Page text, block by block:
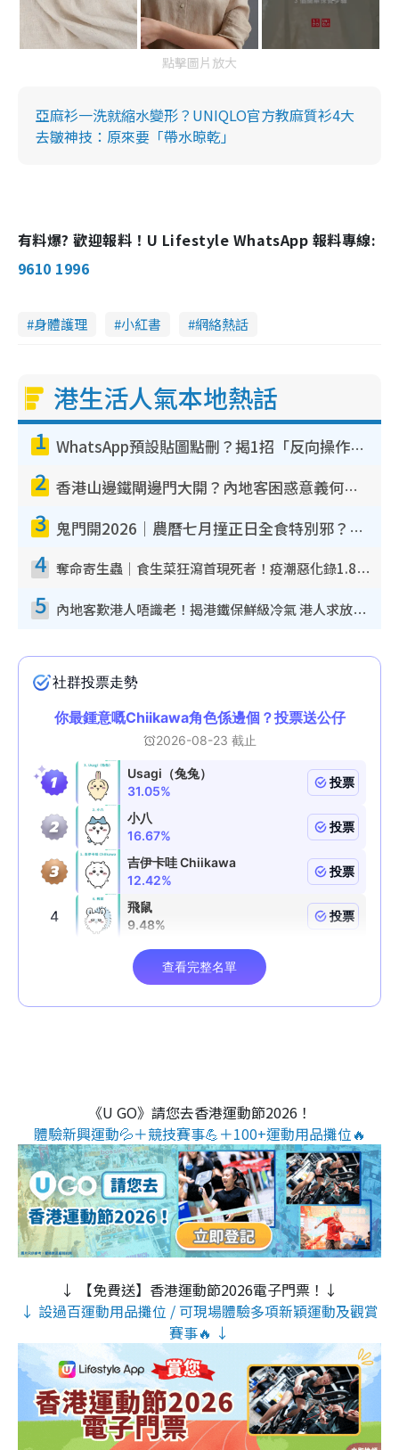
點擊圖片放大
亞麻衫一洗就縮水變形？UNIQLO官方教麻質衫4大
去皺神技：原來要「帶水晾乾」
有料爆? 歡迎報料！U Lifestyle WhatsApp 報料專線:
9610 1996
身體護理 小紅書 網絡熱話
港生活人氣本地熱話
1 WhatsApp預設貼圖點刪？揭1招「反向操作」還原簡潔介面 附3步實測教學
2 香港山邊鐵閘邊門大開？內地客困惑意義何在！網民神回覆：呢種叫法理性防禦
3 鬼門開2026｜農曆七月撞正日全食特別邪？專家警告切忌做一事！揭4大禁忌+2招保平安
4 奪命寄生蟲｜食生菜狂瀉首現死者！疫潮惡化錄1.8萬宗病例 揭洗菜3大謬誤
5 內地客歎港人唔識老！揭港鐵保鮮級冷氣 港人求放過：咪投訴
《U GO》請您去香港運動節2026！
體驗新興運動💦＋競技賽事💪＋100+運動用品攤位🔥
↓ 【免費送】香港運動節2026電子門票！↓
↓ 設過百運動用品攤位 / 可現場體驗多項新穎運動及觀賞
賽事🔥 ↓